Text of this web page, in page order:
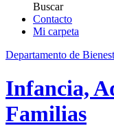
Buscar
Contacto
Mi carpeta
Departamento de
Infancia,
Familias